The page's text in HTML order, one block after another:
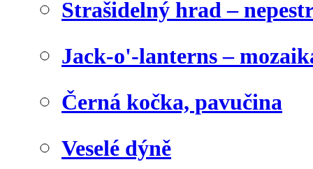
Strašidelný hrad –
Jack-o'-lanterns –
Černá kočka, pavučina
Veselé dýně